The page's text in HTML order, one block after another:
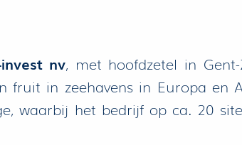
invest nv, met hoofdzetel in
in zeehavens in Europa en
waarbij het bedrijf op ca. 20